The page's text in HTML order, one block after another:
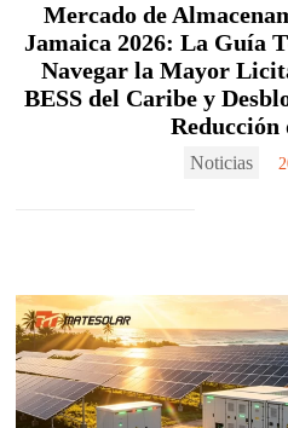
Mercado de
Jamaica 2026: La Guía
Navegar la Mayor
BESS del Caribe y
Reducción
Noticias